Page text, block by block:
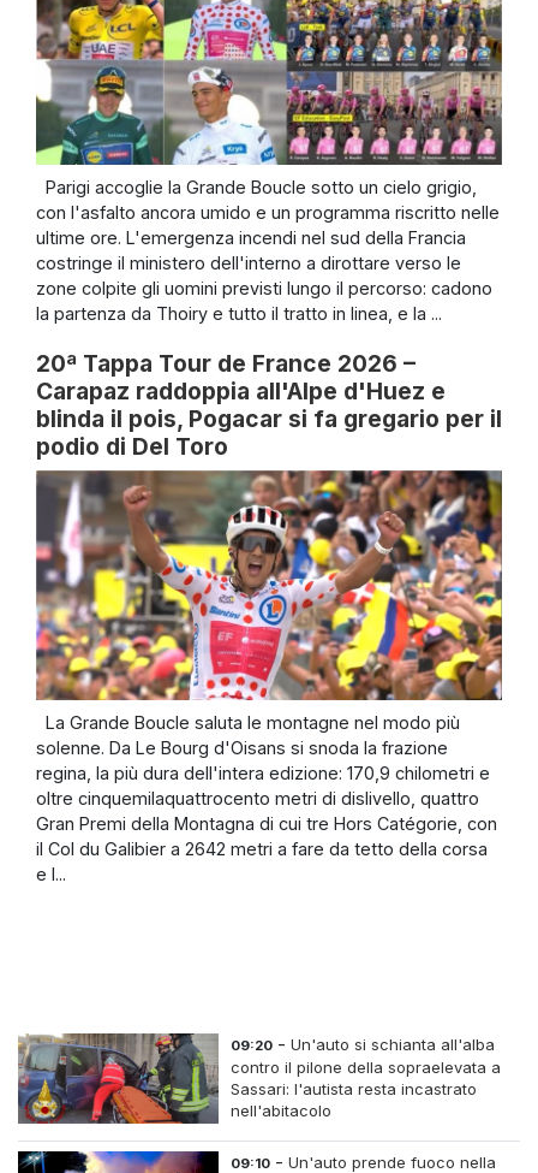
Parigi accoglie la Grande Boucle sotto un cielo grigio,
con l'asfalto ancora umido e un programma riscritto nelle
ultime ore. L'emergenza incendi nel sud della Francia
costringe il ministero dell'interno a dirottare verso le
zone colpite gli uomini previsti lungo il percorso: cadono
la partenza da Thoiry e tutto il tratto in linea, e la ...
20ª Tappa Tour de France 2026 –
Carapaz raddoppia all'Alpe d'Huez e
blinda il pois, Pogacar si fa gregario per il
podio di Del Toro
La Grande Boucle saluta le montagne nel modo più
solenne. Da Le Bourg d'Oisans si snoda la frazione
regina, la più dura dell'intera edizione: 170,9 chilometri e
oltre cinquemilaquattrocento metri di dislivello, quattro
Gran Premi della Montagna di cui tre Hors Catégorie, con
il Col du Galibier a 2642 metri a fare da tetto della corsa
e l...
09:20 -Un'auto si schianta all'alba
contro il pilone della sopraelevata a
Sassari: l'autista resta incastrato
nell'abitacolo
09:10 -Un'auto prende fuoco nella